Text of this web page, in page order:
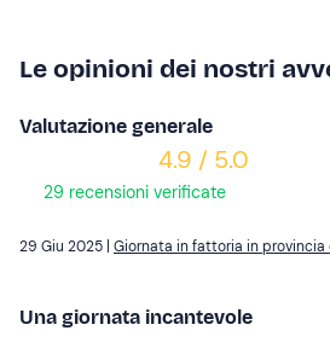
Le opinioni dei nostri
Valutazione generale
4.9 / 5.0
29 recensioni verificate
29 Giu 2025 | Giornata in fattoria in
Una giornata incantevole